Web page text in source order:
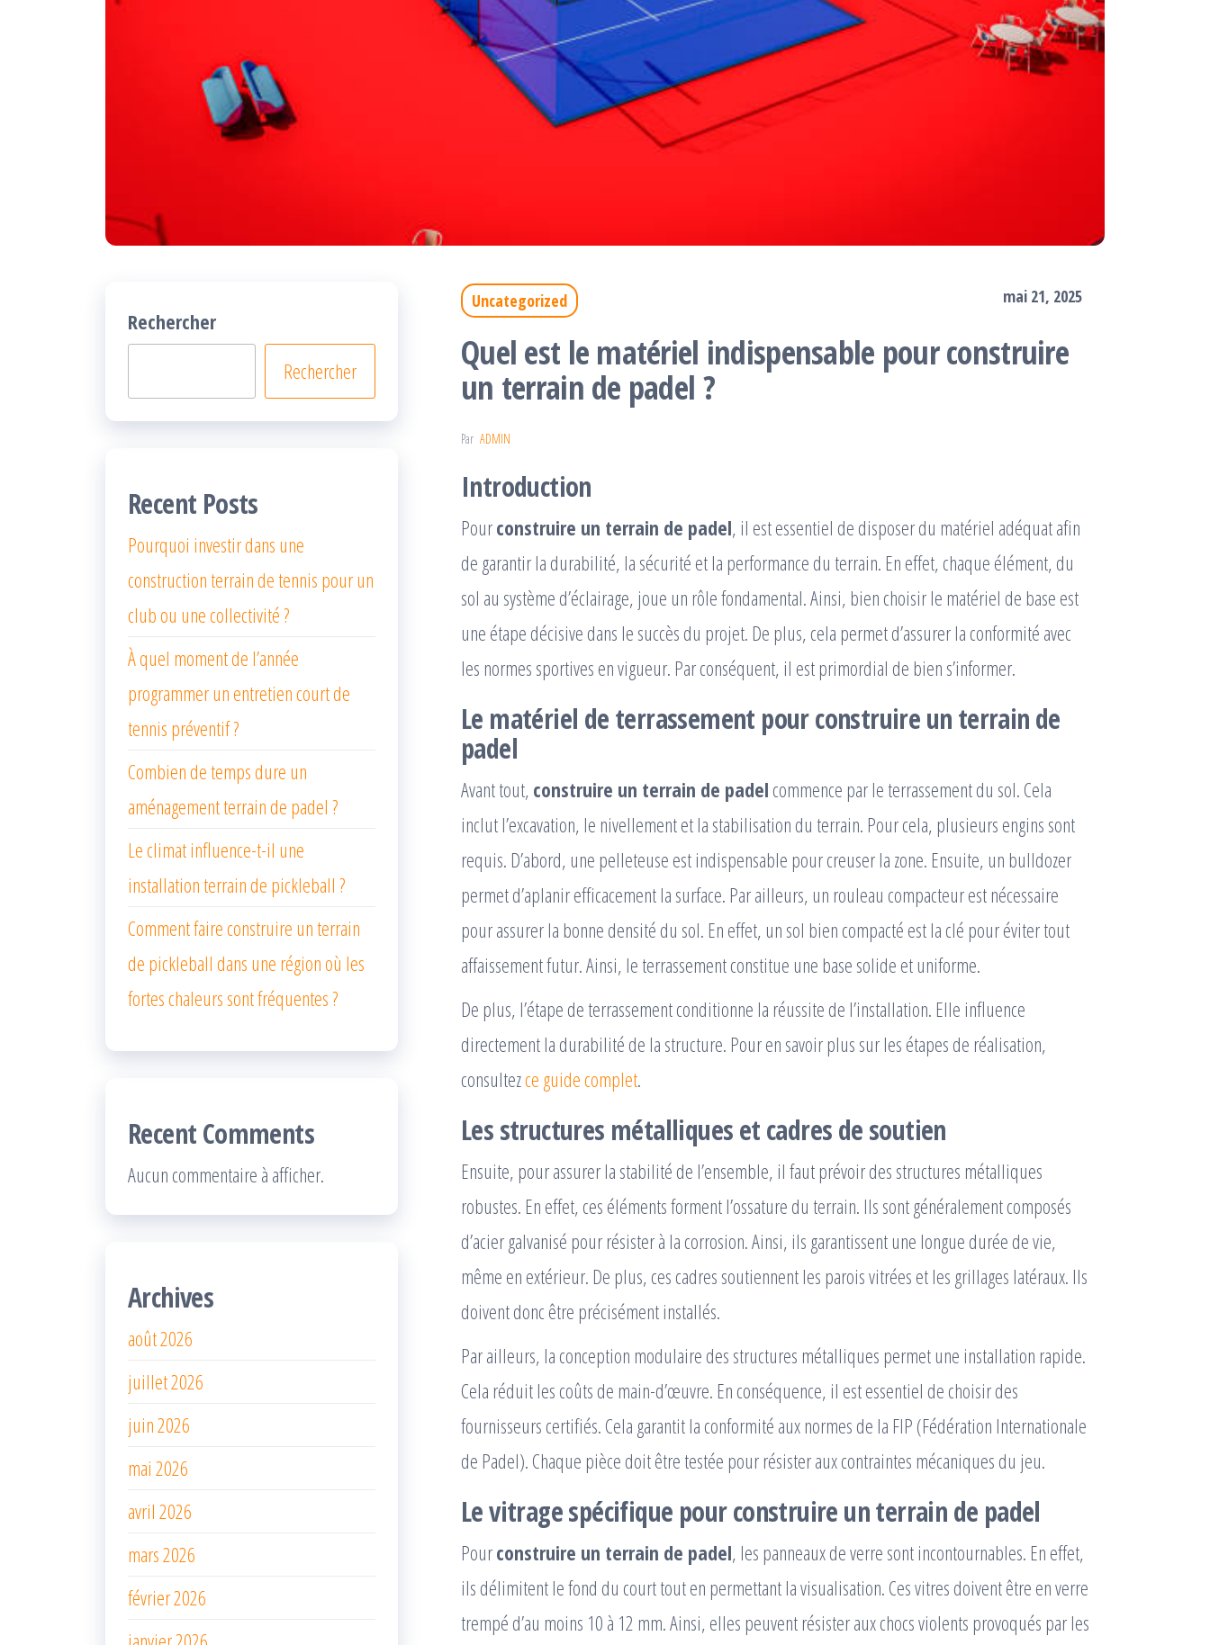
Uncategorized mai 21, 2025
Quel est le matériel indispensable pour construire
un terrain de padel ?
Par ADMIN
Introduction
Pourconstruire un terrain de padel, il est essentiel de disposer du matériel adéquat afin
de garantir la durabilité, la sécurité et la performance du terrain. En effet, chaque élément, du
sol au système d’éclairage, joue un rôle fondamental. Ainsi, bien choisir le matériel de base est
une étape décisive dans le succès du projet. De plus, cela permet d’assurer la conformité avec
les normes sportives en vigueur. Par conséquent, il est primordial de bien s’informer.
Le matériel de terrassement pour construire un terrain de
padel
Avant tout, construire un terrain de padel commence par le terrassement du sol. Cela
inclut l’excavation, le nivellement et la stabilisation du terrain. Pour cela, plusieurs engins sont
requis. D’abord, une pelleteuse est indispensable pour creuser la zone. Ensuite, un bulldozer
permet d’aplanir efficacement la surface. Par ailleurs, un rouleau compacteur est nécessaire
pour assurer la bonne densité du sol. En effet, un sol bien compacté est la clé pour éviter tout
affaissement futur. Ainsi, le terrassement constitue une base solide et uniforme.
De plus, l’étape de terrassement conditionne la réussite de l’installation. Elle influence
directement la durabilité de la structure. Pour en savoir plus sur les étapes de réalisation,
consultezce guide complet.
Les structures métalliques et cadres de soutien
Ensuite, pour assurer la stabilité de l’ensemble, il faut prévoir des structures métalliques
robustes. En effet, ces éléments forment l’ossature du terrain. Ils sont généralement composés
d’acier galvanisé pour résister à la corrosion. Ainsi, ils garantissent une longue durée de vie,
même en extérieur. De plus, ces cadres soutiennent les parois vitrées et les grillages latéraux. Ils
doivent donc être précisément installés.
Par ailleurs, la conception modulaire des structures métalliques permet une installation rapide.
Cela réduit les coûts de main-d’œuvre. En conséquence, il est essentiel de choisir des
fournisseurs certifiés. Cela garantit la conformité aux normes de la FIP (Fédération Internationale
de Padel). Chaque pièce doit être testée pour résister aux contraintes mécaniques du jeu.
Le vitrage spécifique pour construire un terrain de padel
Pourconstruire un terrain de padel, les panneaux de verre sont incontournables. En effet,
ils délimitent le fond du court tout en permettant la visualisation. Ces vitres doivent être en verre
trempé d’au moins 10 à 12 mm. Ainsi, elles peuvent résister aux chocs violents provoqués par les
Rechercher
Rechercher
Recent Posts
Pourquoi investir dans une
construction terrain de tennis pour un
club ou une collectivité ?
À quel moment de l’année
programmer un entretien court de
tennis préventif ?
Combien de temps dure un
aménagement terrain de padel ?
Le climat influence-t-il une
installation terrain de pickleball ?
Comment faire construire un terrain
de pickleball dans une région où les
fortes chaleurs sont fréquentes ?
Recent Comments
Aucun commentaire à afficher.
Archives
août 2026
juillet 2026
juin 2026
mai 2026
avril 2026
mars 2026
février 2026